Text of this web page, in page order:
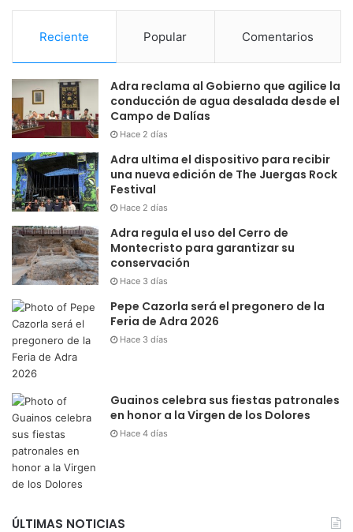
Reciente Popular Comentarios
Adra reclama al Gobierno que agilice la
conducción de agua desalada desde el
Campo de Dalías
Hace 2 días
Adra ultima el dispositivo para recibir
una nueva edición de The Juergas Rock
Festival
Hace 2 días
Adra regula el uso del Cerro de
Montecristo para garantizar su
conservación
Hace 3 días
Pepe Cazorla será el pregonero de la
Feria de Adra 2026
Hace 3 días
Guainos celebra sus fiestas patronales
en honor a la Virgen de los Dolores
Hace 4 días
ÚLTIMAS NOTICIAS